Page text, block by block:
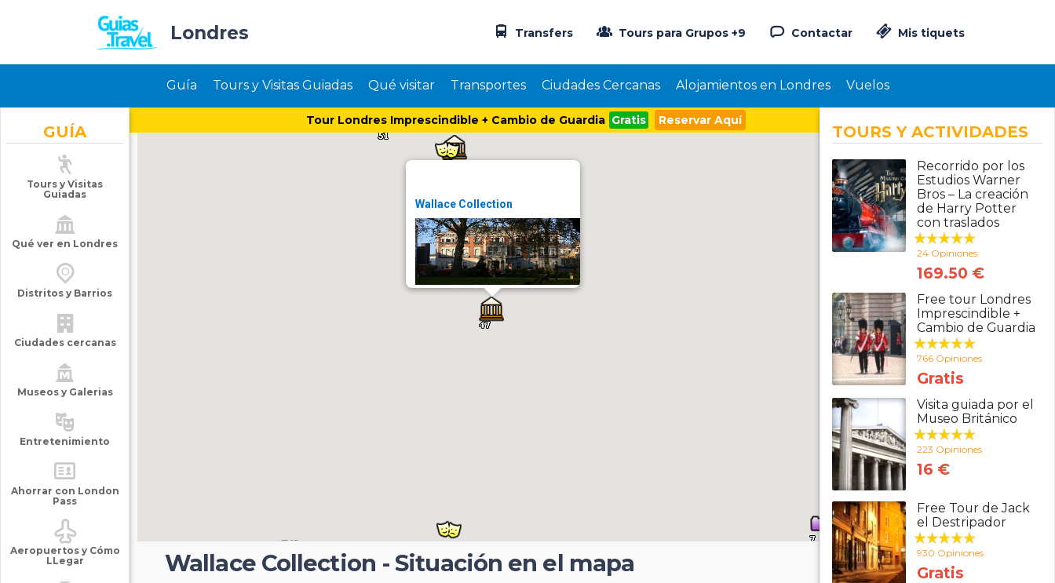
Tour Londres Imprescindible + Cambio de Guardia Gratis Reservar Aquí
Londres Mis tiquets
Contactar
Tours para Grupos +9
Transfers
Guía Tours y Visitas Guiadas Qué visitar Transportes Ciudades Cercanas Alojamientos en Londres Vuelos
GUÍA
Tours y Visitas
Guiadas
Qué ver en Londres
Distritos y Barrios
Ciudades cercanas
Museos y Galerias
Entretenimiento
Ahorrar con London
Pass
Aeropuertos y Cómo
LLegar
Wallace Collection
Wallace Collection - Situación en el mapa
TOURS Y ACTIVIDADES
Recorrido por los
Estudios Warner
Bros – La creación
de Harry Potter
con traslados
24 Opiniones
169.50 €
Free tour Londres
Imprescindible +
Cambio de Guardia
766 Opiniones
Gratis
Visita guiada por el
Museo Británico
223 Opiniones
16 €
Free Tour de Jack
el Destripador
930 Opiniones
Gratis